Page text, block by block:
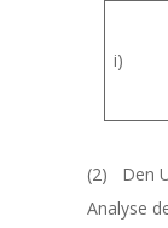
i)
(2) Den
Analyse